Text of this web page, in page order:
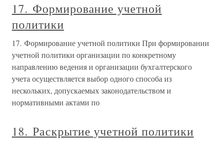
17. Формирование учетной
политики
17. Формирование учетной политики При формировании
учетной политики организации по конкретному
направлению ведения и организации бухгалтерского
учета осуществляется выбор одного способа из
нескольких, допускаемых законодательством и
нормативными актами по
18. Раскрытие учетной политики